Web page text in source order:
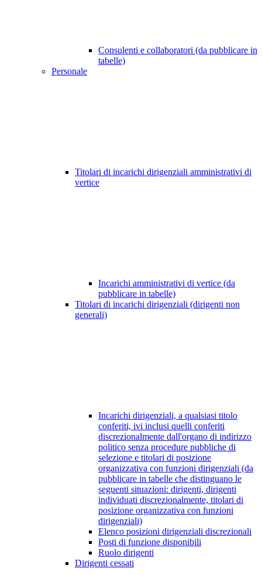
Consulenti e collaboratori (da pubblicare in
tabelle)
Personale
Titolari di incarichi dirigenziali amministrativi di
vertice
Incarichi amministrativi di vertice (da
pubblicare in tabelle)
Titolari di incarichi dirigenziali (dirigenti non
generali)
Incarichi dirigenziali, a qualsiasi titolo
conferiti, ivi inclusi quelli conferiti
discrezionalmente dall'organo di indirizzo
politico senza procedure pubbliche di
selezione e titolari di posizione
organizzativa con funzioni dirigenziali (da
pubblicare in tabelle che distinguano le
seguenti situazioni: dirigenti, dirigenti
individuati discrezionalmente, titolari di
posizione organizzativa con funzioni
dirigenziali)
Elenco posizioni dirigenziali discrezionali
Posti di funzione disponibili
Ruolo dirigenti
Dirigenti cessati